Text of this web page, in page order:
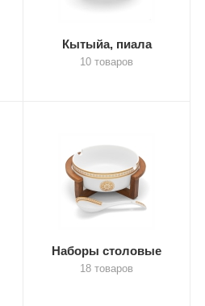
Кытыйа, пиала
10 товаров
Наборы столовые
18 товаров